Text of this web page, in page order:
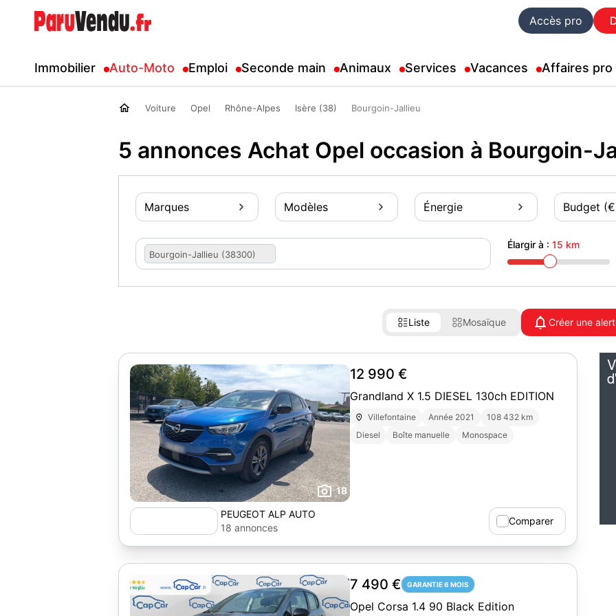
Accès pro
Immobilier Auto-Moto Emploi Seconde main Animaux Services Vacances Affaires pro
Voiture Opel Rhône-Alpes Isère (38) Bourgoin-Jallieu
5 annonces Achat Opel occasion à Bourgoin-
Marques Modèles Énergie Budget
Bourgoin-Jallieu (38300)
Élargir à :15 km
Liste Mosaïque Créer une
18
12 990 €
Grandland X 1.5 DIESEL 130ch EDITION
Villefontaine Année 2021
108 432 km
Diesel
Boîte manuelle Monospace
PEUGEOT ALP AUTO
18 annonces
Comparer
7 490 € GARANTIE 6 MOIS
Opel Corsa 1.4 90 Black Edition